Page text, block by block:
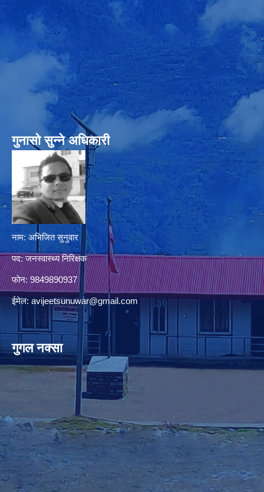
गुनासो सुन्‍ने अधिकारी
नाम: अभिजित सुनुवार
पद: जनस्वास्थ्य निरिक्षक
फोन: 9849890937
ईमेल: avijeetsunuwar@gmail.com
गुगल नक्सा